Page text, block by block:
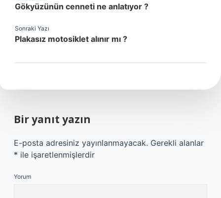
Gökyüzünün cenneti ne anlatıyor ?
Sonraki Yazı
Plakasız motosiklet alınır mı ?
Bir yanıt yazın
E-posta adresiniz yayınlanmayacak. Gerekli alanlar
* ile işaretlenmişlerdir
Yorum